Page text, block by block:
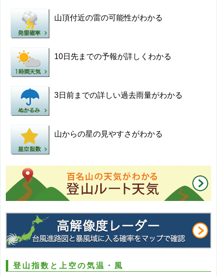
山頂付近の雷の可能性がわかる
10日先までの予報が詳しくわかる
3日前までの詳しい過去雨量がわかる
山からの星の見やすさがわかる
登山指数と上空の気温・風